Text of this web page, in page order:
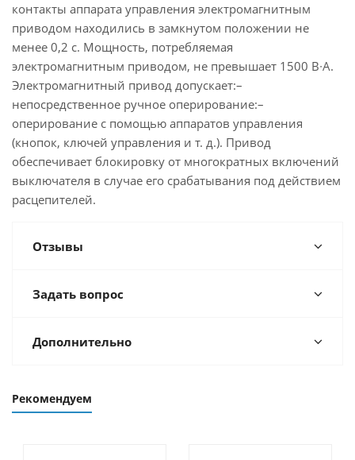
контакты аппарата управления электромагнитным
приводом находились в замкнутом положении не
менее 0,2 с. Мощность, потребляемая
электромагнитным приводом, не превышает 1500 В∙A.
Электромагнитный привод допускает:–
непосредственное ручное оперирование:–
оперирование с помощью аппаратов управления
(кнопок, ключей управления и т. д.). Привод
обеспечивает блокировку от многократных включений
выключателя в случае его срабатывания под действием
расцепителей.
Отзывы
Задать вопрос
Дополнительно
Рекомендуем